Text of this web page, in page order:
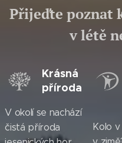
Přijeďte poznat
v létě
Krásná
příroda
V okolí se nachází
čistá příroda
Kolo